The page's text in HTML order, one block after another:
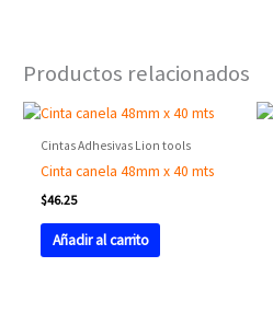
Productos relacionados
Cintas Adhesivas Lion tools
Cinta canela 48mm x 40 mts
$46.25
Añadir al carrito